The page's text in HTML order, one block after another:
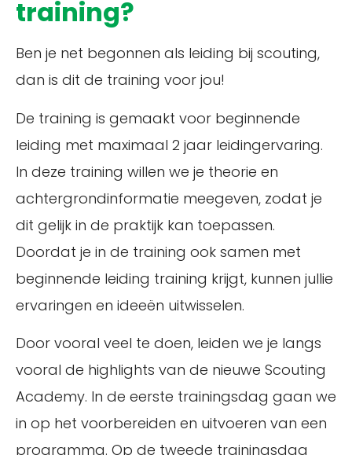
training?
Ben je net begonnen als leiding bij scouting,
dan is dit de training voor jou!
De training is gemaakt voor beginnende
leiding met maximaal 2 jaar leidingervaring.
In deze training willen we je theorie en
achtergrondinformatie meegeven, zodat je
dit gelijk in de praktijk kan toepassen.
Doordat je in de training ook samen met
beginnende leiding training krijgt, kunnen jullie
ervaringen en ideeën uitwisselen.
Door vooral veel te doen, leiden we je langs
vooral de highlights van de nieuwe Scouting
Academy. In de eerste trainingsdag gaan we
in op het voorbereiden en uitvoeren van een
programma. Op de tweede trainingsdag